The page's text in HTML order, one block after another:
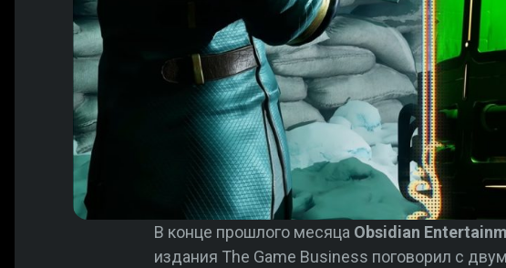
В конце прошлого месяца Obsidian
издания The Game Business поговорил с